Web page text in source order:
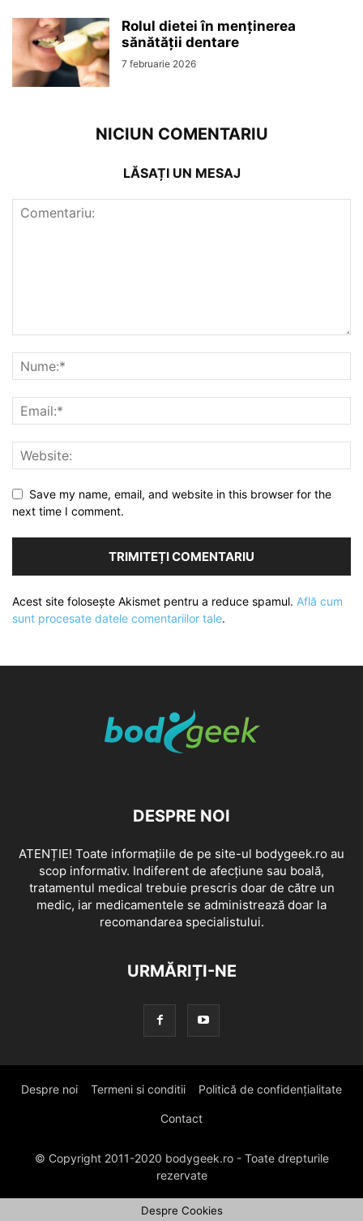
Rolul dietei în menținerea
sănătății dentare
7 februarie 2026
NICIUN COMENTARIU
LĂSAȚI UN MESAJ
Save my name, email, and website in this browser for the
next time I comment.
Acest site folosește Akismet pentru a reduce spamul. Află cum
sunt procesate datele comentariilor tale.
DESPRE NOI
ATENȚIE! Toate informațiile de pe site-ul bodygeek.ro au
scop informativ. Indiferent de afecțiune sau boală,
tratamentul medical trebuie prescris doar de către un
medic, iar medicamentele se administrează doar la
recomandarea specialistului.
URMĂRIȚI-NE
Despre noi Termeni si conditii Politică de confidențialitate
Contact
© Copyright 2011-2020 bodygeek.ro - Toate drepturile
rezervate
Despre Cookies